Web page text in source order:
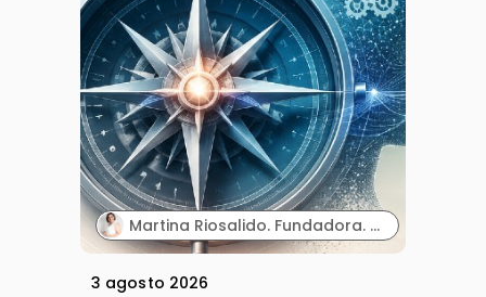
Martina Riosalido. Fundadora. MSL Expert & Mentoring | Método MARIPOSA.
3 agosto 2026